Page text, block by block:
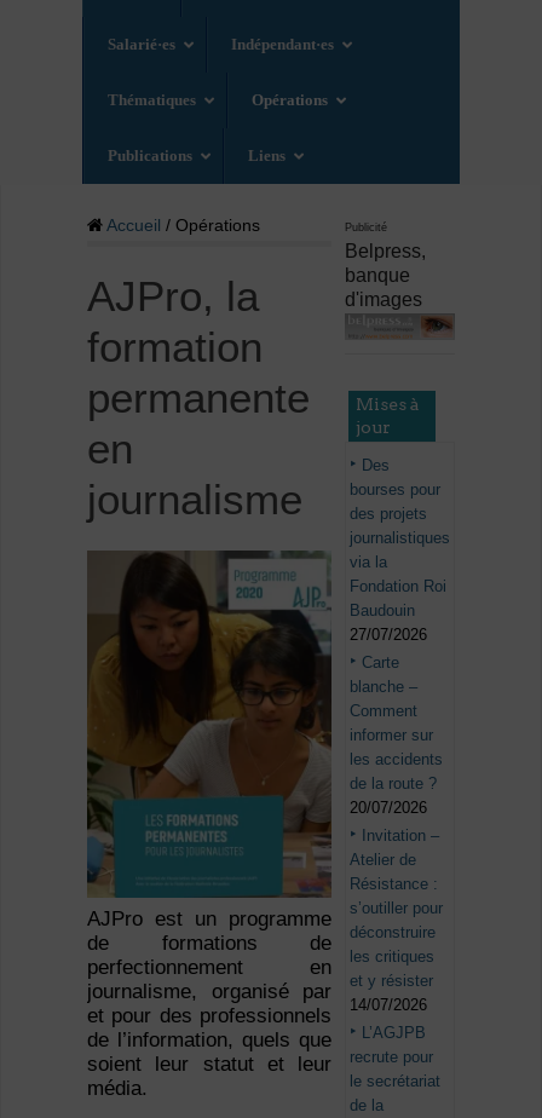
Salarié·es Indépendant·es
Thématiques Opérations
Publications Liens
Accueil / Opérations
AJPro, la
formation
permanente
en
journalisme
AJPro est un programme
de formations de
perfectionnement en
journalisme, organisé par
et pour des professionnels
de l’information, quels que
soient leur statut et leur
média.
Publicité
Belpress,
banque
d'images
Mises à
jour
Des
bourses pour
des projets
journalistiques
via la
Fondation Roi
Baudouin
27/07/2026
Carte
blanche –
Comment
informer sur
les accidents
de la route ?
20/07/2026
Invitation –
Atelier de
Résistance :
s’outiller pour
déconstruire
les critiques
et y résister
14/07/2026
L’AGJPB
recrute pour
le secrétariat
de la